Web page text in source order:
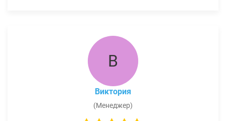
В
Виктория
(Менеджер)